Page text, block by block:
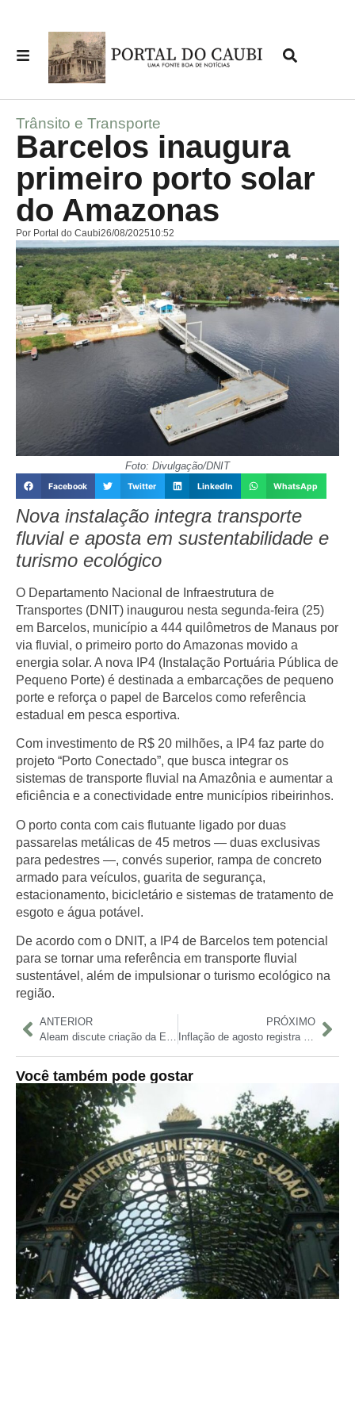
Trânsito e Transporte
Barcelos inaugura
primeiro porto solar
do Amazonas
Por Portal do Caubi26/08/202510:52
Foto: Divulgação/DNIT
Facebook Twitter LinkedIn WhatsApp
Nova instalação integra transporte
fluvial e aposta em sustentabilidade e
turismo ecológico
O Departamento Nacional de Infraestrutura de
Transportes (DNIT) inaugurou nesta segunda-feira (25)
em Barcelos, município a 444 quilômetros de Manaus por
via fluvial, o primeiro porto do Amazonas movido a
energia solar. A nova IP4 (Instalação Portuária Pública de
Pequeno Porte) é destinada a embarcações de pequeno
porte e reforça o papel de Barcelos como referência
estadual em pesca esportiva.
Com investimento de R$ 20 milhões, a IP4 faz parte do
projeto “Porto Conectado”, que busca integrar os
sistemas de transporte fluvial na Amazônia e aumentar a
eficiência e a conectividade entre municípios ribeirinhos.
O porto conta com cais flutuante ligado por duas
passarelas metálicas de 45 metros — duas exclusivas
para pedestres —, convés superior, rampa de concreto
armado para veículos, guarita de segurança,
estacionamento, bicicletário e sistemas de tratamento de
esgoto e água potável.
De acordo com o DNIT, a IP4 de Barcelos tem potencial
para se tornar uma referência em transporte fluvial
sustentável, além de impulsionar o turismo ecológico na
região.
ANTERIOR
PRÓXIMO
Você também pode gostar